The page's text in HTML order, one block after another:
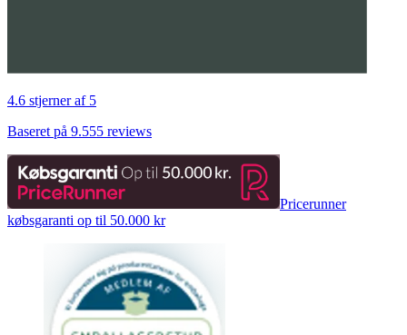
4.6 stjerner af 5
Baseret på 9.555 reviews
Pricerunner
købsgaranti op til 50.000 kr